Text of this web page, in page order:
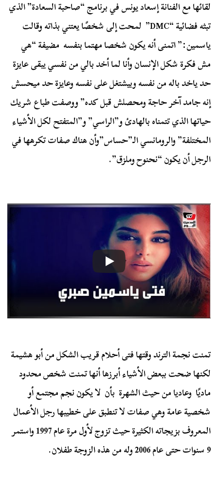
لقائها مع الفنانة إسعاد يونس في برنامج “صاحبة السعادة” الذي
تبثه فضائية “DMC” لمحت إلى شخصًا يعتني بذاته وقالت
ياسمين:” اتمنى أنه يكون شخصا مهتما بنفسه مضيفة “هي
مش فكرة شكل الإنسان وأنا لما أخد بالي من نفسي يبقى عايزة
حد ياخد باله من نفسه وبيشتغل على نفسه وعايزة حد ميحسش
إنه جامد آخر حاجة ومحصلش قبل كده” ووصفت طباع شريك
حياتها الذي تتمناه بالهادئ و”الراسي” و”المتفتح لكل الأشياء
المختلفة” والرومانسي الـ”حساس”وأن هناك صفات تكرهها في
الرجل أن يكون “نحنوح وملزق”.
تمنت نجمة الترند وقتها فتى أحلام قريب الشكل من أبو هشيمة
لكنها ضحت ببعض الأشياء أبرزها أنها تمنت شخص محدود
ماديًا وعاديا من حيث الشهرة بأن لا يكون نجم مجتمع أو
شخصية عامة وهي صفات لا تنطبق على خطيبها رجل الأعمال
المعروف بزيجاته الكثيرة حيث تزوج لأول مرة عام 1997 واستمر
9 سنوات حتى عام 2006 وله من هذه الزوجة طفلان.